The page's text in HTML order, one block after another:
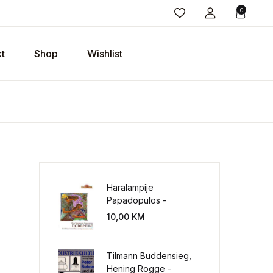
0
Shop Wishlist
Haralampije
Papadopulos -
Poverenje: sloboda od
10,00 KM
Tilmann Buddensieg,
Hening Rogge -